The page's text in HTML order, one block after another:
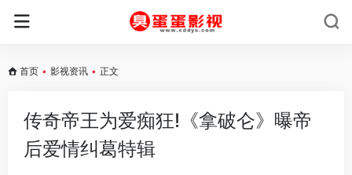
首页 • 影视资讯 • 正文
传奇帝王为爱痴狂!《拿破仑》曝帝
后爱情纠葛特辑